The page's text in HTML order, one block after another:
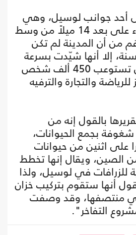
أحد جوانب لوسيل، وهي
مدينة قيد الإنشاء على بعد 14 ميلاً من وسط
من أن المدينة لم تكن
موجودة قبل 20 سنة، إلا أنها شيّدت بسرعة
ومن المفترض أن تستوعب 450 ألف شخص
والتجارة والترفيه
بالقول إنه من
بجمع الحيوانات،
اثنين من حيوانات
من الصين، ويقال إنها تخطط
للزرافات في لوسيل، ولذا
أنها ستقوم بتركيب خزان
منتصفها، وقد وصفت
التفاخر".